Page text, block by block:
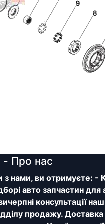
- Про нас
нами, ви отримуєте: -
авто запчастин
консультації
продажу.